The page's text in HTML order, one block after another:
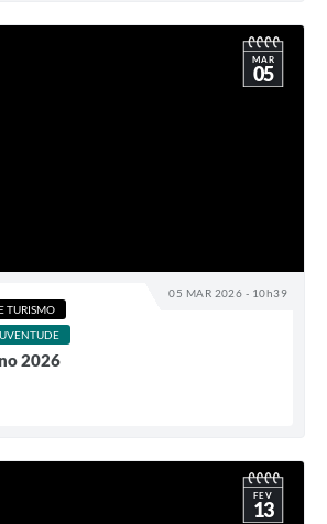
05 MAR 2026 - 10h39
MAR
05
TURISMO
2026
FEV
13